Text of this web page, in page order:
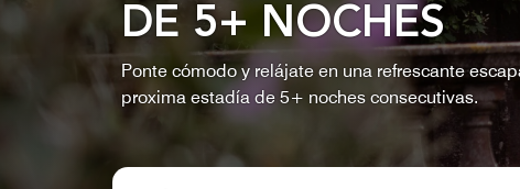
DE 5+ NOCHES
Ponte cómodo y relájate en una refrescante
proxima estadía de 5+ noches consecutivas.